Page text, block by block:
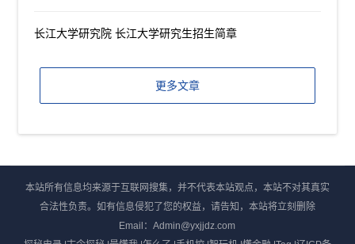
长江大学研究院 长江大学研究生招生简章
更多文章
本站所有信息均来源于互联网搜集，并不代表本站观点，本站不对其真实
合法性负责。如有信息侵犯了您的权益，请告知，本站将立刻删除
Email：Admin@yxjjdz.com